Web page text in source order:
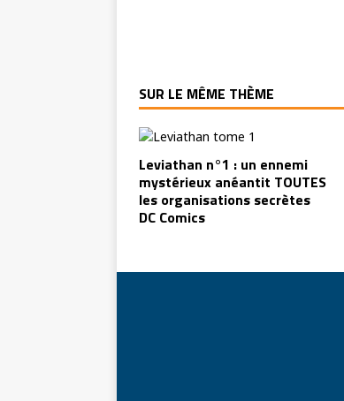
SUR LE MÊME THÈME
Leviathan n°1 : un ennemi
mystérieux anéantit TOUTES
les organisations secrètes
DC Comics